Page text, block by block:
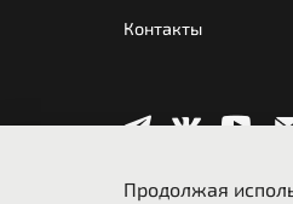
Контакты
Продолжая